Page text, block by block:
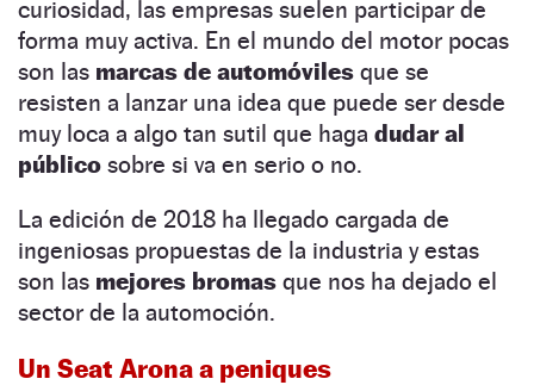
curiosidad, las empresas suelen participar de
forma muy activa. En el mundo del motor pocas
son las marcas de automóviles que se
resisten a lanzar una idea que puede ser desde
muy loca a algo tan sutil que haga dudar al
público sobre si va en serio o no.
La edición de 2018 ha llegado cargada de
ingeniosas propuestas de la industria y estas
son las mejores bromas que nos ha dejado el
sector de la automoción.
Un Seat Arona a peniques